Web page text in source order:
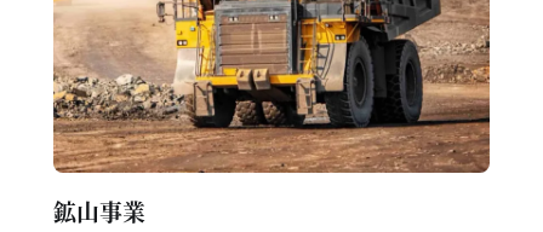
鉱山事業